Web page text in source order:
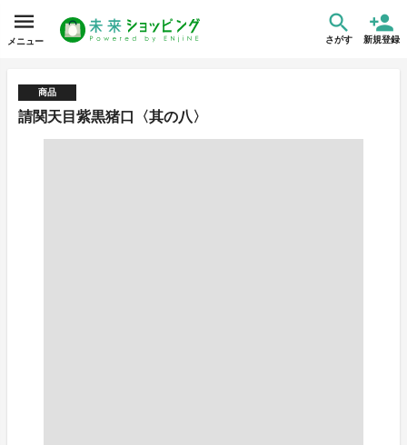
メニュー さがす 新規登録
商品
請関天目紫黒猪口〈其の八〉